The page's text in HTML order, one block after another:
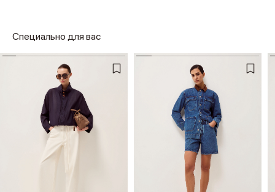
Специально для вас